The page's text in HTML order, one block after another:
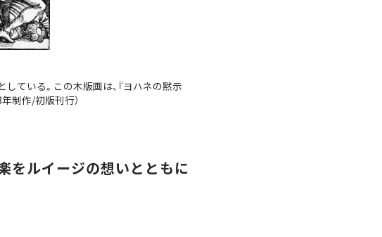
している。この木版画は、『ヨハネの黙示
制作/初版刊行）
をルイージの想いとともに